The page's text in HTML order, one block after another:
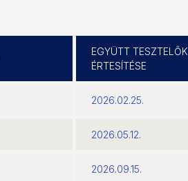
EGYÜTT TESZTELŐK
ÉRTESÍTÉSE
2026.02.25.
2026.05.12.
2026.09.15.